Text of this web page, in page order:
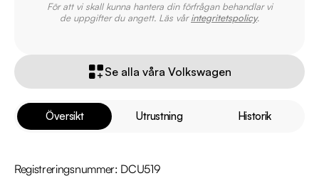
Översikt Utrustning Historik
Registreringsnummer: DCU519
För att vi skall kunna hantera din förfrågan behandlar vi
de uppgifter du angett. Läs vårintegritetspolicy.
Se alla våra Volkswagen